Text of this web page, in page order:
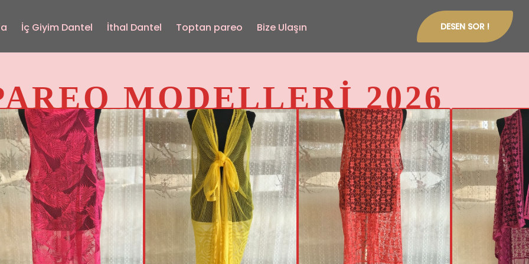
İç Giyim Dantel İthal Dantel Toptan pareo Bize Ulaşın DESEN SOR !
MODELLERİ 2026